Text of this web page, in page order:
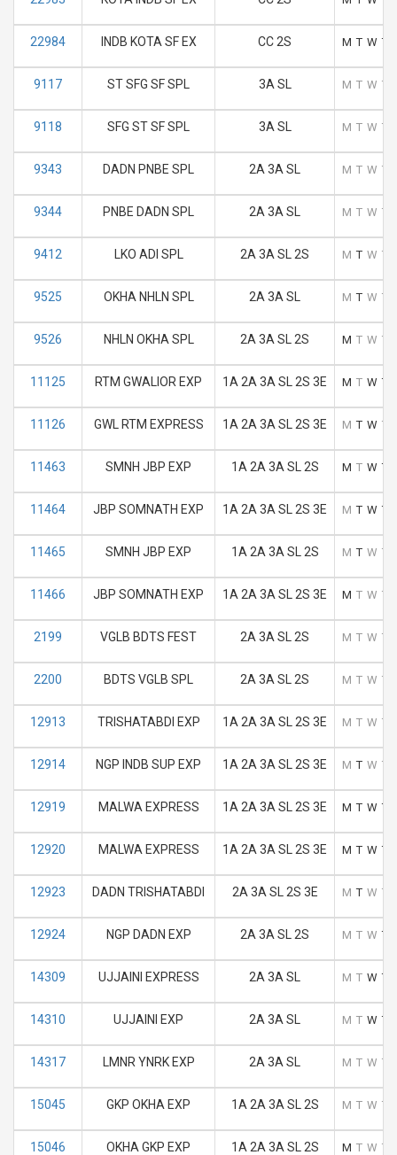
22984 INDB KOTA SF EX CC 2S M T W T
9117 ST SFG SF SPL 3A SL M T W T
9118 SFG ST SF SPL 3A SL M T W T
9343 DADN PNBE SPL 2A 3A SL M T W T
9344 PNBE DADN SPL 2A 3A SL M T W T
9412 LKO ADI SPL 2A 3A SL 2S M T W T
9525 OKHA NHLN SPL 2A 3A SL M T W T
9526 NHLN OKHA SPL 2A 3A SL 2S M T W T
11125 RTM GWALIOR EXP 1A 2A 3A SL 2S 3E M T W T
11126 GWL RTM EXPRESS 1A 2A 3A SL 2S 3E M T W T
11463 SMNH JBP EXP 1A 2A 3A SL 2S M T W T
11464 JBP SOMNATH EXP 1A 2A 3A SL 2S 3E M T W T
11465 SMNH JBP EXP 1A 2A 3A SL 2S M T W T
11466 JBP SOMNATH EXP 1A 2A 3A SL 2S 3E M T W T
2199 VGLB BDTS FEST 2A 3A SL 2S M T W T
2200 BDTS VGLB SPL 2A 3A SL 2S M T W T
12913 TRISHATABDI EXP 1A 2A 3A SL 2S 3E M T W T
12914 NGP INDB SUP EXP 1A 2A 3A SL 2S 3E M T W T
12919 MALWA EXPRESS 1A 2A 3A SL 2S 3E M T W T
12920 MALWA EXPRESS 1A 2A 3A SL 2S 3E M T W T
12923 DADN TRISHATABDI 2A 3A SL 2S 3E M T W T
12924 NGP DADN EXP 2A 3A SL 2S M T W T
14309 UJJAINI EXPRESS 2A 3A SL M T W T
14310 UJJAINI EXP 2A 3A SL M T W T
14317 LMNR YNRK EXP 2A 3A SL M T W T
15045 GKP OKHA EXP 1A 2A 3A SL 2S M T W T
15046 OKHA GKP EXP 1A 2A 3A SL 2S M T W T